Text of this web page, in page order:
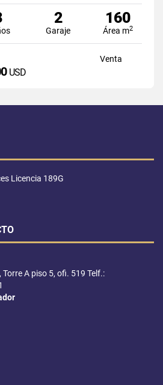
2
Garaje
160
Área m2
Venta
USD
Licencia 189G
Torre A piso 5, ofi. 519 Telf.: